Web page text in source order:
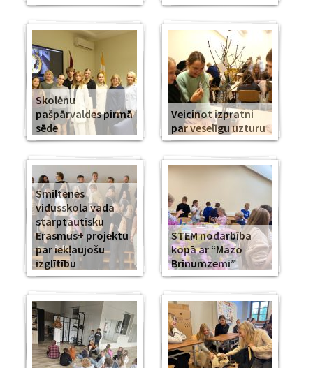
Skolēnu
pašpārvaldes pirmā
sēde
Veicinot izpratni
par veselīgu uzturu
Smiltenes
vidusskola vada
starptautisku
Erasmus+ projektu
par iekļaujošu
izglītību
STEM nodarbība
kopā ar “Mazo
Brīnumzemi”